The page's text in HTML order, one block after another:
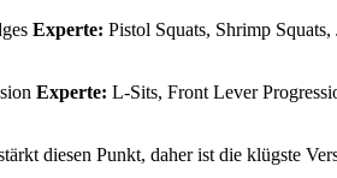
Experte: Pistol Squats, Shrimp
Experte: L-Sits, Front Lever
diesen Punkt, daher ist die klügste